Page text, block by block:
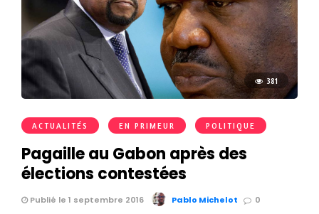
381
ACTUALITÉS EN PRIMEUR POLITIQUE
Pagaille au Gabon après des
élections contestées
Publié le 1 septembre 2016 Pablo Michelot 0